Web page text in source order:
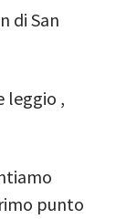
di San
leggio ,
punto